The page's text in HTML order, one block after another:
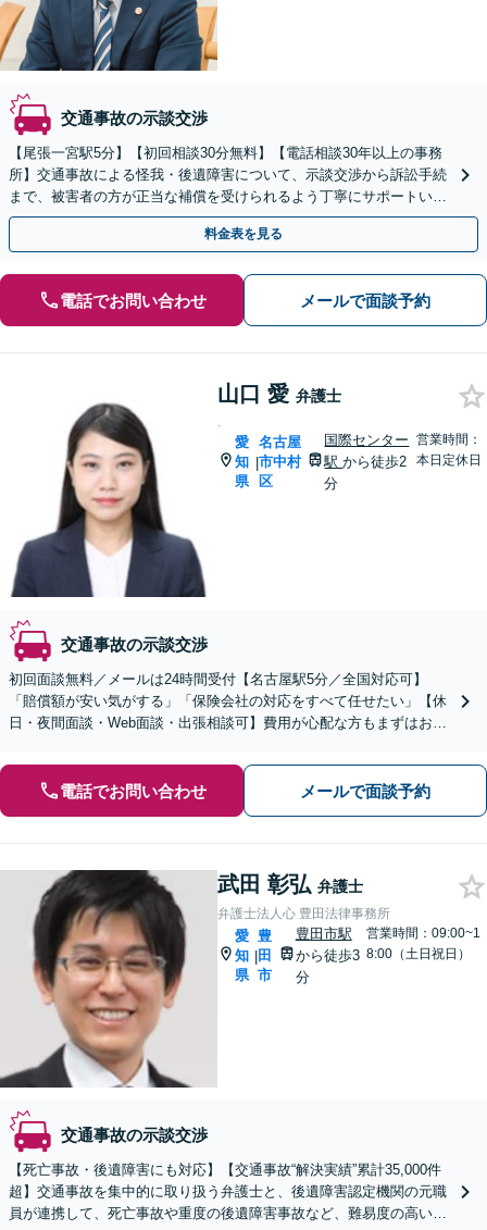
交通事故の示談交渉
【尾張一宮駅5分】【初回相談30分無料】【電話相談30年以上の事務
所】交通事故による怪我・後遺障害について、示談交渉から訴訟手続
まで、被害者の方が正当な補償を受けられるよう丁寧にサポートいた
します【休日夜間相談可】【完全個室制】
料金表を見る
電話でお問い合わせ メールで面談予約
山口 愛 弁護士
.
愛
知
県
|
名古屋
市中村
区
国際センター
駅から徒歩2
分
営業時間：
本日定休日
交通事故の示談交渉
初回面談無料／メールは24時間受付【名古屋駅5分／全国対応可】
「賠償額が安い気がする」「保険会社の対応をすべて任せたい」【休
日・夜間面談・Web面談・出張相談可】費用が心配な方もまずはお電
電話でお問い合わせ メールで面談予約
武田 彰弘 弁護士
弁護士法人心 豊田法律事務所
愛
知
県
|
豊
田
市
豊田市駅
から徒歩3
分
営業時間：09:00~1
8:00（土日祝日）
交通事故の示談交渉
【死亡事故・後遺障害にも対応】【交通事故“解決実績”累計35,000件
超】交通事故を集中的に取り扱う弁護士と、後遺障害認定機関の元職
員が連携して、死亡事故や重度の後遺障害事故など、難易度の高い事